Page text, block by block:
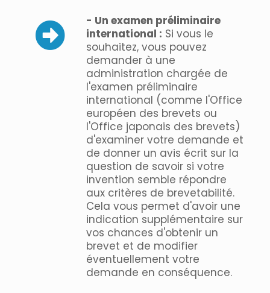
- Un examen préliminaire
international : Si vous le
souhaitez, vous pouvez
demander à une
administration chargée de
l'examen préliminaire
international (comme l'Office
européen des brevets ou
l'Office japonais des brevets)
d'examiner votre demande et
de donner un avis écrit sur la
question de savoir si votre
invention semble répondre
aux critères de brevetabilité.
Cela vous permet d'avoir une
indication supplémentaire sur
vos chances d'obtenir un
brevet et de modifier
éventuellement votre
demande en conséquence.